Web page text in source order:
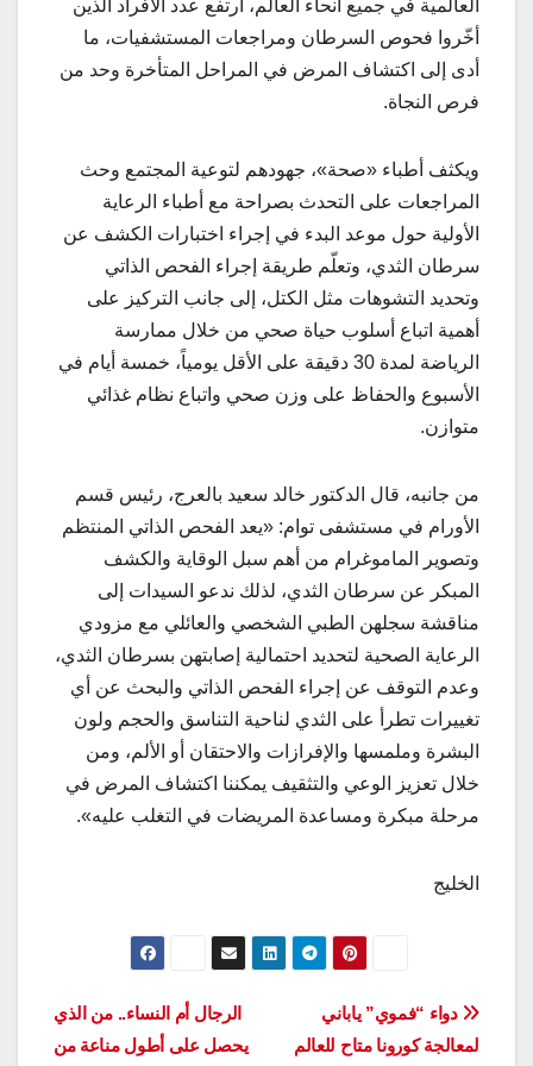
العالمية في جميع أنحاء العالم، ارتفع عدد الأفراد الذين
أخّروا فحوص السرطان ومراجعات المستشفيات، ما
أدى إلى اكتشاف المرض في المراحل المتأخرة وحد من
فرص النجاة.
ويكثف أطباء «صحة»، جهودهم لتوعية المجتمع وحث
المراجعات على التحدث بصراحة مع أطباء الرعاية
الأولية حول موعد البدء في إجراء اختبارات الكشف عن
سرطان الثدي، وتعلّم طريقة إجراء الفحص الذاتي
وتحديد التشوهات مثل الكتل، إلى جانب التركيز على
أهمية اتباع أسلوب حياة صحي من خلال ممارسة
الرياضة لمدة 30 دقيقة على الأقل يومياً، خمسة أيام في
الأسبوع والحفاظ على وزن صحي واتباع نظام غذائي
متوازن.
من جانبه، قال الدكتور خالد سعيد بالعرج، رئيس قسم
الأورام في مستشفى توام: «يعد الفحص الذاتي المنتظم
وتصوير الماموغرام من أهم سبل الوقاية والكشف
المبكر عن سرطان الثدي، لذلك ندعو السيدات إلى
مناقشة سجلهن الطبي الشخصي والعائلي مع مزودي
الرعاية الصحية لتحديد احتمالية إصابتهن بسرطان الثدي،
وعدم التوقف عن إجراء الفحص الذاتي والبحث عن أي
تغييرات تطرأ على الثدي لناحية التناسق والحجم ولون
البشرة وملمسها والإفرازات والاحتقان أو الألم، ومن
خلال تعزيز الوعي والتثقيف يمكننا اكتشاف المرض في
مرحلة مبكرة ومساعدة المريضات في التغلب عليه».
الخليج
تصفّح
الرجال أم النساء.. من الذي
يحصل على أطول مناعة من
دواء “فموي” ياباني
لمعالجة كورونا متاح للعالم